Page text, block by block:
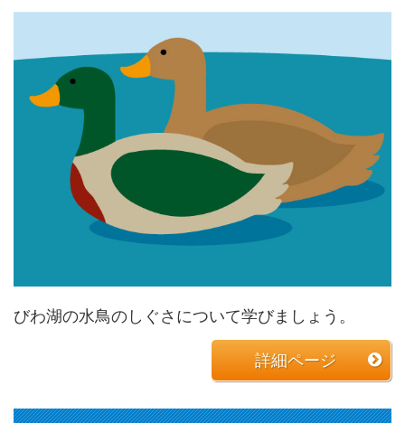
びわ湖の水鳥のしぐさについて学びましょう。
詳細ページ